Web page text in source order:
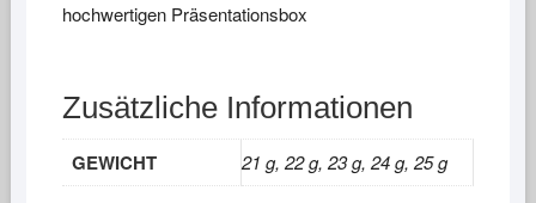
hochwertigen Präsentationsbox
Zusätzliche Informationen
GEWICHT 21 g, 22 g, 23 g, 24 g, 25 g